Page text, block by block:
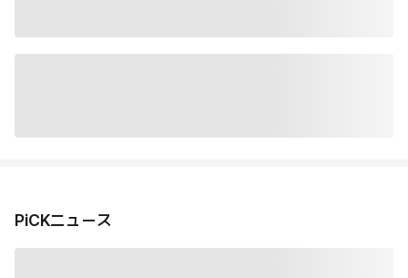
PiCKニュース